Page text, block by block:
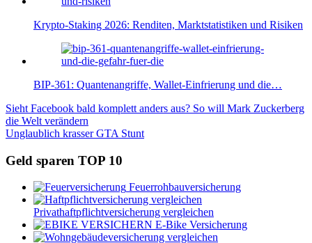
Krypto-Staking 2026: Renditen, Marktstatistiken und Risiken
BIP-361: Quantenangriffe, Wallet-Einfrierung und die…
Beitragsnavigation
Vorheriger
Beitrag:
Sieht Facebook bald komplett anders aus? So will Mark Zuckerberg
die Welt verändern
Nächster
Unglaublich krasser GTA Stunt
Geld sparen TOP 10
Feuerrohbauversicherung
Privathaftpflichtversicherung vergleichen
E-Bike Versicherung